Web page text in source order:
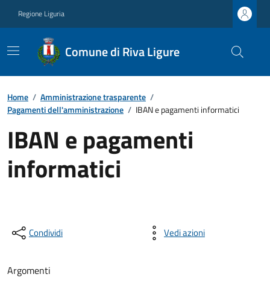
Regione Liguria
Comune di Riva Ligure
Home / Amministrazione trasparente /
Pagamenti dell'amministrazione / IBAN e pagamenti informatici
IBAN e pagamenti
informatici
Condividi Vedi azioni
Argomenti